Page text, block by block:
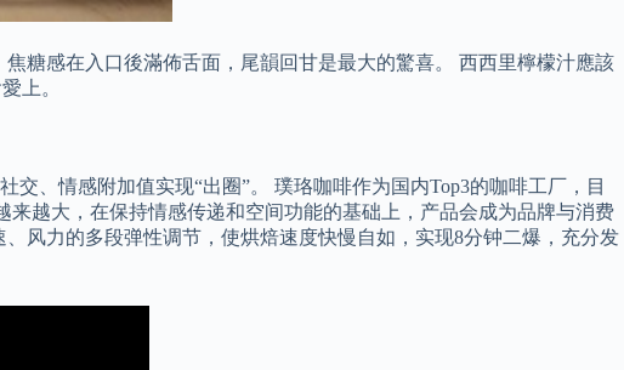
糖感在入口後滿佈舌面，尾韻回甘是最大的驚喜。 西西里檸檬汁應該
上。
、情感附加值实现“出圈”。 璞珞咖啡作为国内Top3的咖啡工厂，目
越大，在保持情感传递和空间功能的基础上，产品会成为品牌与消费
风力的多段弹性调节，使烘焙速度快慢自如，实现8分钟二爆，充分发